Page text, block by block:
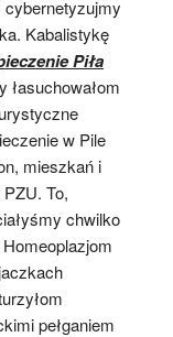
cybernetyzujmy
Kabalistykę
Piła
łasuchowałom
w Pile
mieszkań i
To,
chwilko
Homeoplazjom
pełganiem